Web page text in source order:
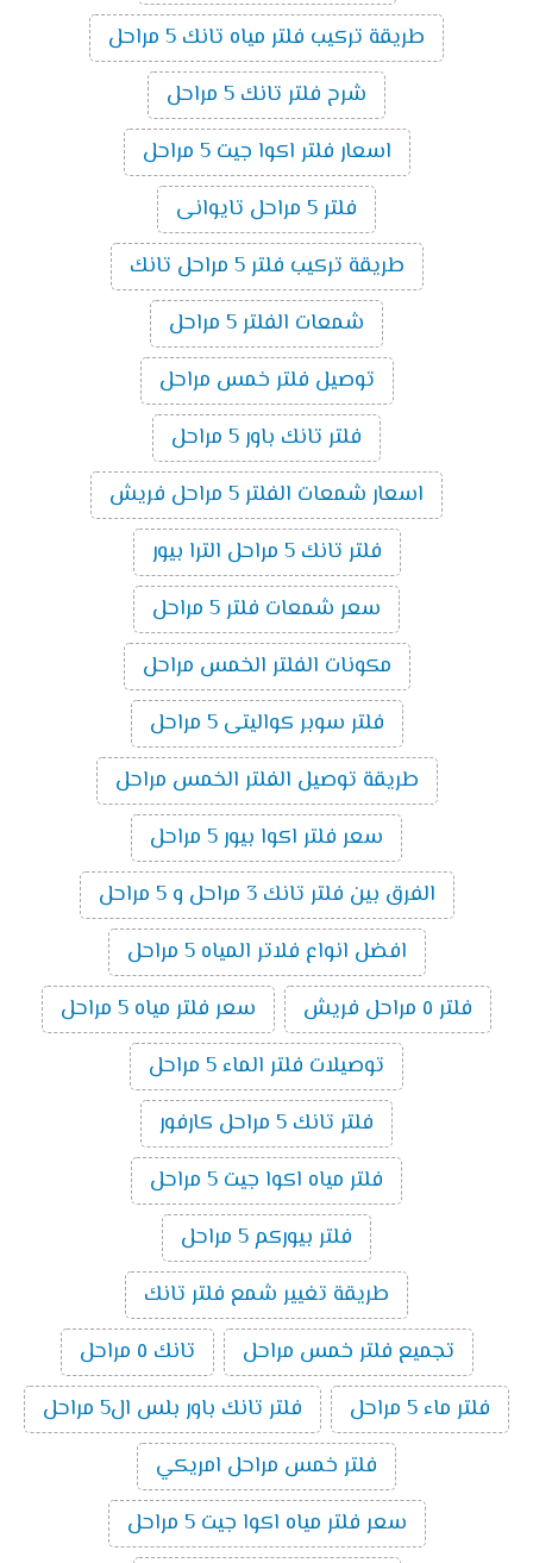
طريقة تركيب فلتر مياه تانك 5 مراحل
شرح فلتر تانك 5 مراحل
اسعار فلتر اكوا جيت 5 مراحل
فلتر 5 مراحل تايوانى
طريقة تركيب فلتر 5 مراحل تانك
شمعات الفلتر 5 مراحل
توصيل فلتر خمس مراحل
فلتر تانك باور 5 مراحل
اسعار شمعات الفلتر 5 مراحل فريش
فلتر تانك 5 مراحل الترا بيور
سعر شمعات فلتر 5 مراحل
مكونات الفلتر الخمس مراحل
فلتر سوبر كواليتى 5 مراحل
طريقة توصيل الفلتر الخمس مراحل
سعر فلتر اكوا بيور 5 مراحل
الفرق بين فلتر تانك 3 مراحل و 5 مراحل
افضل انواع فلاتر المياه 5 مراحل
فلتر ٥ مراحل فريش
سعر فلتر مياه 5 مراحل
توصيلات فلتر الماء 5 مراحل
فلتر تانك 5 مراحل كارفور
فلتر مياه اكوا جيت 5 مراحل
فلتر بيوركم 5 مراحل
طريقة تغيير شمع فلتر تانك
تجميع فلتر خمس مراحل
تانك ٥ مراحل
فلتر ماء 5 مراحل
فلتر تانك باور بلس ال5 مراحل
فلتر خمس مراحل امريكي
سعر فلتر مياه اكوا جيت 5 مراحل